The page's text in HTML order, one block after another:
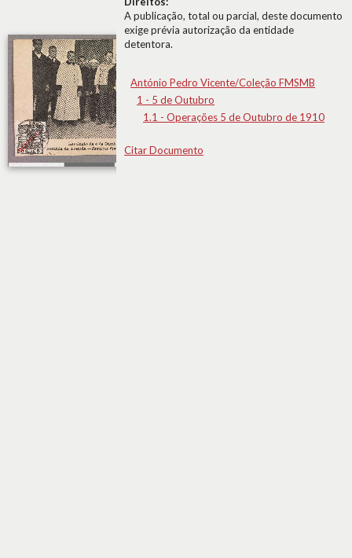
A publicação, total ou parcial, deste documento
exige prévia autorização da entidade
detentora.
António Pedro Vicente/Coleção FMSMB
1 - 5 de Outubro
1.1 - Operações 5 de Outubro de 1910
Citar Documento